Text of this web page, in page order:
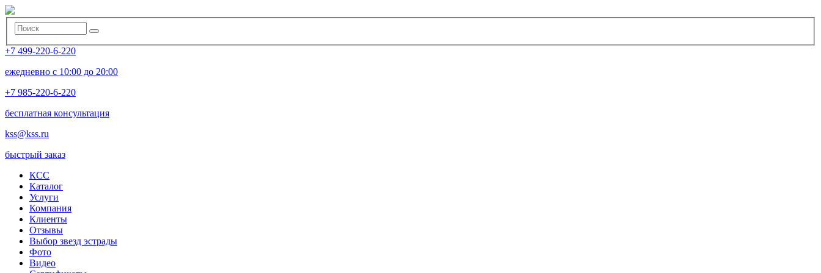
+7 499-220-6-220
ежедневно с 10:00 до 20:00
+7 985-220-6-220
бесплатная консультация
kss@kss.ru
быстрый заказ
КСС
Каталог
Услуги
Компания
Клиенты
Oтзывы
Выбор звезд эстрады
Фото
Видео